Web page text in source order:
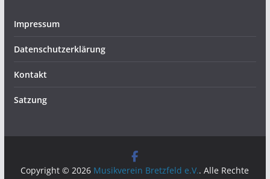
Impressum
Datenschutzerklärung
Kontakt
Satzung
Copyright © 2026 Musikverein Bretzfeld e.V.. Alle Rechte